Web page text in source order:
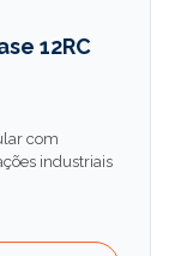
12RC
com
industriais